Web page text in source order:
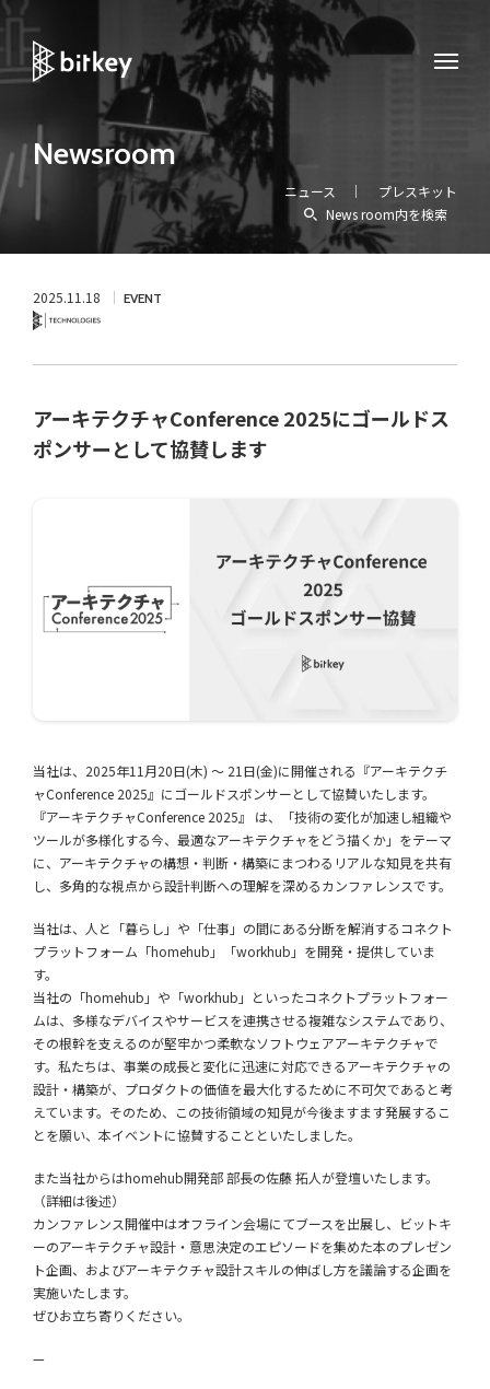
Newsroom
ニュース
プレスキット
News room内を検索
2025.11.18 EVENT
アーキテクチャConference 2025にゴールドス
ポンサーとして協賛します
当社は、2025年11月20日(木) 〜 21日(金)に開催される『アーキテクチ
ャConference 2025』にゴールドスポンサーとして協賛いたします。
『アーキテクチャConference 2025』 は、「技術の変化が加速し組織や
ツールが多様化する今、最適なアーキテクチャをどう描くか」をテーマ
に、アーキテクチャの構想・判断・構築にまつわるリアルな知見を共有
し、多角的な視点から設計判断への理解を深めるカンファレンスです。
当社は、人と「暮らし」や「仕事」の間にある分断を解消するコネクト
プラットフォーム「homehub」「workhub」を開発・提供していま
す。
当社の「homehub」や「workhub」といったコネクトプラットフォー
ムは、多様なデバイスやサービスを連携させる複雑なシステムであり、
その根幹を支えるのが堅牢かつ柔軟なソフトウェアアーキテクチャで
す。私たちは、事業の成長と変化に迅速に対応できるアーキテクチャの
設計・構築が、プロダクトの価値を最大化するために不可欠であると考
えています。そのため、この技術領域の知見が今後ますます発展するこ
とを願い、本イベントに協賛することといたしました。
また当社からはhomehub開発部 部長の佐藤 拓人が登壇いたします。
（詳細は後述）
カンファレンス開催中はオフライン会場にてブースを出展し、ビットキ
ーのアーキテクチャ設計・意思決定のエピソードを集めた本のプレゼン
ト企画、およびアーキテクチャ設計スキルの伸ばし方を議論する企画を
実施いたします。
ぜひお立ち寄りください。
—